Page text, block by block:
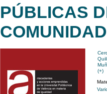
PÚBLICAS
(+)